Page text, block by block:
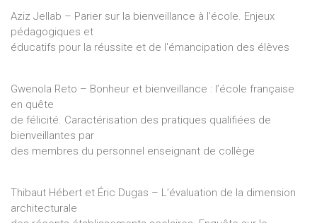
Aziz Jellab – Parier sur la bienveillance à l'école. Enjeux
pédagogiques et
éducatifs pour la réussite et de l'émancipation des élèves
Gwenola Reto – Bonheur et bienveillance : l’école française
en quête
de félicité. Caractérisation des pratiques qualifiées de
bienveillantes par
des membres du personnel enseignant de collège
Thibaut Hébert et Éric Dugas – L’évaluation de la dimension
architecturale